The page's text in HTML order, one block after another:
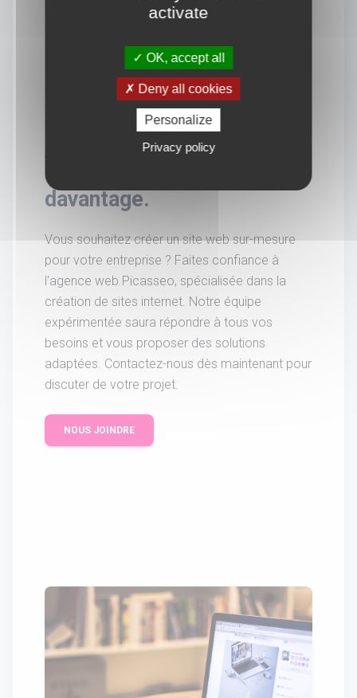
Vous souhaitez en savoir
davantage.
Vous souhaitez créer un site web sur-mesure
pour votre entreprise ? Faites confiance à
l'agence web Picasseo, spécialisée dans la
création de sites internet. Notre équipe
expérimentée saura répondre à tous vos
besoins et vous proposer des solutions
adaptées. Contactez-nous dès maintenant pour
discuter de votre projet.
NOUS JOINDRE
activate
OK, accept all
Deny all cookies
Personalize
Privacy policy